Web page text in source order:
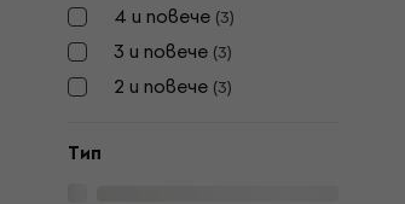
4 и повече (3)
3 и повече (3)
2 и повече (3)
Tип